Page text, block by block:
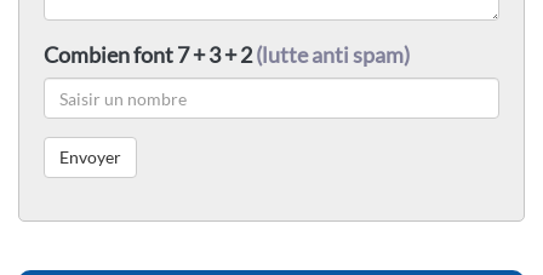
Combien font 7 + 3 + 2(lutte anti spam)